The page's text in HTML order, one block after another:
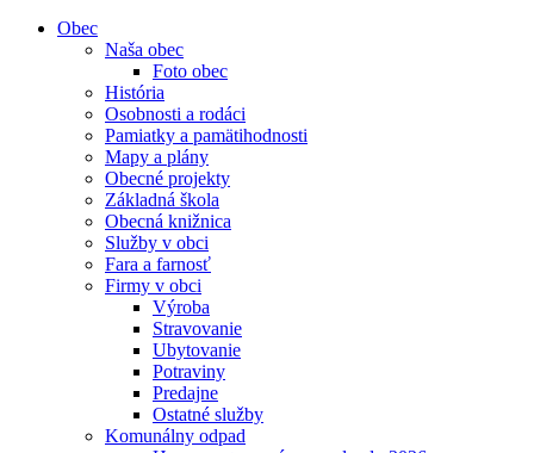
Obec
Naša obec
Foto obec
História
Osobnosti a rodáci
Pamiatky a pamätihodnosti
Mapy a plány
Obecné projekty
Základná škola
Obecná knižnica
Služby v obci
Fara a farnosť
Firmy v obci
Výroba
Stravovanie
Ubytovanie
Potraviny
Predajne
Ostatné služby
Komunálny odpad